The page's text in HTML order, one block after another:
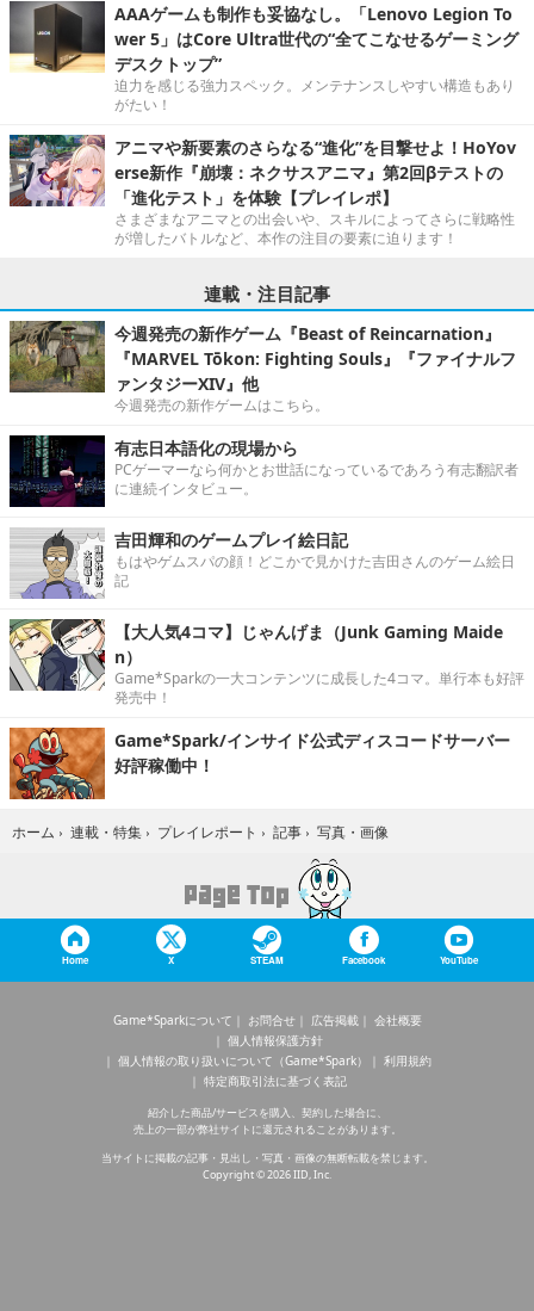
AAAゲームも制作も妥協なし。「Lenovo Legion To
wer 5」はCore Ultra世代の“全てこなせるゲーミング
デスクトップ”
迫力を感じる強力スペック。メンテナンスしやすい構造もあり
がたい！
アニマや新要素のさらなる“進化”を目撃せよ！HoYov
erse新作『崩壊：ネクサスアニマ』第2回βテストの
「進化テスト」を体験【プレイレポ】
さまざまなアニマとの出会いや、スキルによってさらに戦略性
が増したバトルなど、本作の注目の要素に迫ります！
連載・注目記事
今週発売の新作ゲーム『Beast of Reincarnation』
『MARVEL Tōkon: Fighting Souls』『ファイナルフ
ァンタジーXIV』他
今週発売の新作ゲームはこちら。
有志日本語化の現場から
PCゲーマーなら何かとお世話になっているであろう有志翻訳者
に連続インタビュー。
吉田輝和のゲームプレイ絵日記
もはやゲムスパの顔！どこかで見かけた吉田さんのゲーム絵日
記
【大人気4コマ】じゃんげま（Junk Gaming Maide
n）
Game*Sparkの一大コンテンツに成長した4コマ。単行本も好評
発売中！
Game*Spark/インサイド公式ディスコードサーバー
好評稼働中！
ホーム › 連載・特集 › プレイレポート › 記事 › 写真・画像
Home X STEAM Facebook YouTube
Game*Sparkについて お問合せ 広告掲載
会社概要
個人情報保護方針
個人情報の取り扱いについて（Game*Spark）
利用規約
特定商取引法に基づく表記
紹介した商品/サービスを購入、契約した場合に、
売上の一部が弊社サイトに還元されることがあります。
当サイトに掲載の記事・見出し・写真・画像の無断転載を禁じます。
Copyright © 2026 IID, Inc.